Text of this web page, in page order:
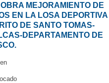
MEJORAMIENTO DE
EN LA LOSA DEPORTIVA
DE SANTO TOMAS-
DEPARTAMENTO DE